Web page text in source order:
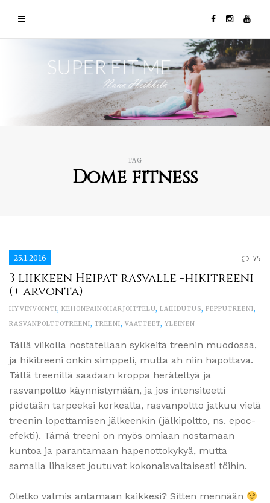
TAG
Dome fitness
25.1.2016 75
3 liikkeen Heipat rasvalle -hikitreeni
(+ arvonta)
HYVINVOINTI, KEHONPAINOHARJOITTELU, LAIHDUTUS, PEPPUTREENI,
RASVANPOLTTOTREENI, TREENI, VAATTEET, YLEINEN
Tällä viikolla nostatellaan sykkeitä treenin muodossa,
ja hikitreeni onkin simppeli, mutta ah niin hapottava.
Tällä treenillä saadaan kroppa heräteltyä ja
rasvanpoltto käynnistymään, ja jos intensiteetti
pidetään tarpeeksi korkealla, rasvanpoltto jatkuu vielä
treenin lopettamisen jälkeenkin (jälkipoltto, ns. epoc-
efekti). Tämä treeni on myös omiaan nostamaan
kuntoa ja parantamaan hapenottokykyä, mutta
samalla lihakset joutuvat kokonaisvaltaisesti töihin.
Oletko valmis antamaan kaikkesi? Sitten mennään